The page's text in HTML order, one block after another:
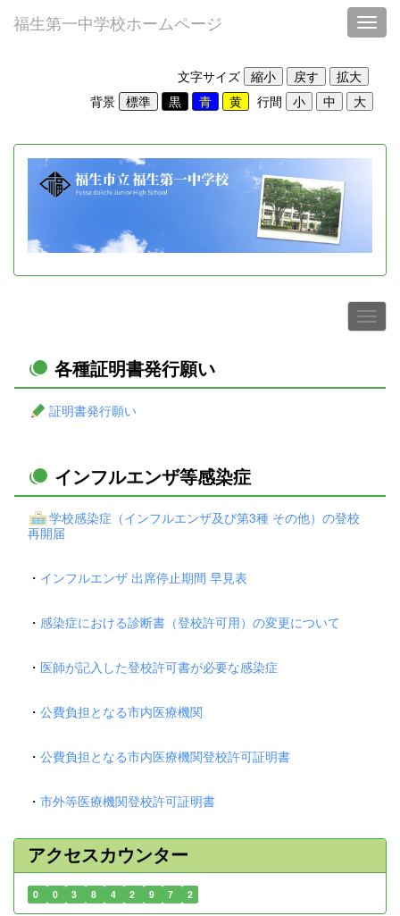
福生第一中学校ホームページ
文字サイズ
背景
行間
各種証明書発行願い
証明書発行願い
インフルエンザ等感染症
学校感染症（インフルエンザ及び第3種 その他）の登校
再開届
・ インフルエンザ 出席停止期間 早見表
・ 感染症における診断書（登校許可用）の変更について
・ 医師が記入した登校許可書が必要な感染症
・ 公費負担となる市内医療機関
・ 公費負担となる市内医療機関登校許可証明書
・ 市外等医療機関登校許可証明書
アクセスカウンター
0 0 3 8 4 2 9 7 2